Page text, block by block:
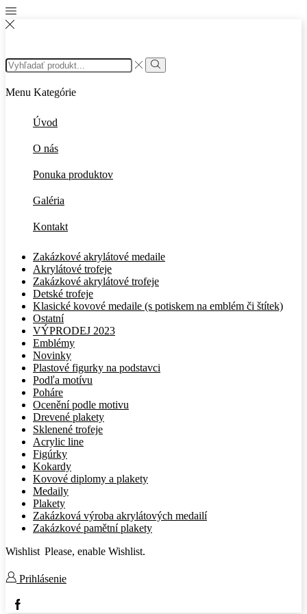
Search
input
Search
Menu Kategórie
Úvod
O nás
Ponuka produktov
Galéria
Kontakt
Zakázkové akrylátové medaile
Akrylátové trofeje
Zakázkové akrylátové trofeje
Detské trofeje
Klasické kovové medaile (s potiskem na emblém či štítek)
Ostatní
VÝPRODEJ 2023
Emblémy
Novinky
Plastové figurky na podstavci
Podľa motívu
Poháre
Ocenění podle motivu
Drevené plakety
Sklenené trofeje
Acrylic line
Figúrky
Kokardy
Kovové diplomy a plakety
Medaily
Plakety
Zakázková výroba akrylátových medailí
Zakázkové pamětní plakety
Wishlist Please, enable Wishlist.
Prihlásenie
Facebook